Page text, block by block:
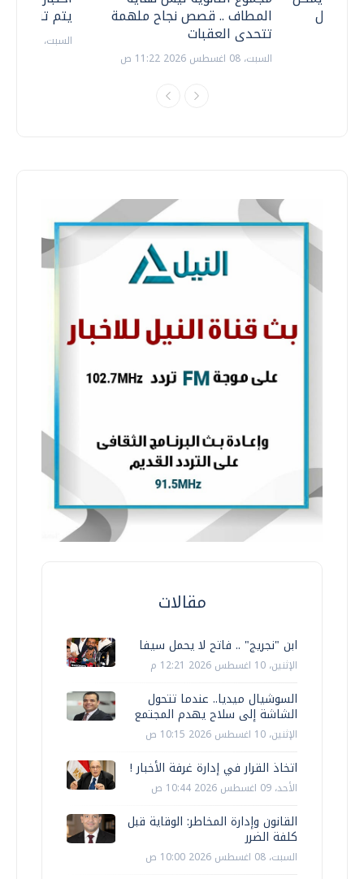
يتم
السبت، 18 يوليو 2026 09:22 ص
المطاف .. قصص نجاح ملهمة
تتحدى العقبات
السبت، 08 اغسطس 2026 11:22 ص
نتعامل
مقالات
ابن "نجريج" .. فاتح لا يحمل سيفا
الإثنين، 10 اغسطس 2026 12:21 م
السوشيال ميديا.. عندما تتحول
الشاشة إلى سلاح يهدم المجتمع
الإثنين، 10 اغسطس 2026 10:15 ص
اتخاذ القرار في إدارة غرفة الأخبار !
الأحد، 09 اغسطس 2026 10:44 ص
القانون وإدارة المخاطر: الوقاية قبل
كلفة الضرر
السبت، 08 اغسطس 2026 10:00 ص